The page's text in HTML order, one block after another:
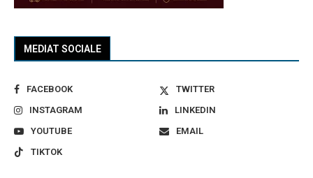
MEDIAT SOCIALE
FACEBOOK
TWITTER
INSTAGRAM
LINKEDIN
YOUTUBE
EMAIL
TIKTOK